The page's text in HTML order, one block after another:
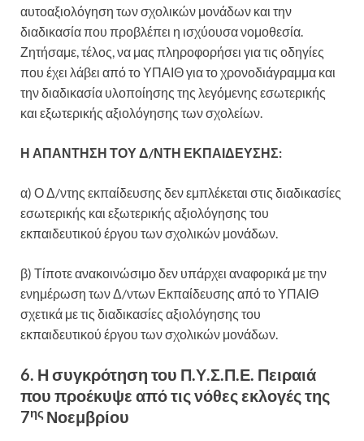
αυτοαξιολόγηση των σχολικών μονάδων και την
διαδικασία που προβλέπει η ισχύουσα νομοθεσία.
Ζητήσαμε, τέλος, να μας πληροφορήσει για τις οδηγίες
που έχει λάβει από το ΥΠΑΙΘ για το χρονοδιάγραμμα και
την διαδικασία υλοποίησης της λεγόμενης εσωτερικής
και εξωτερικής αξιολόγησης των σχολείων.
Η ΑΠΑΝΤΗΣΗ ΤΟΥ Δ/ΝΤΗ ΕΚΠΑΙΔΕΥΣΗΣ:
α) Ο Δ/ντης εκπαίδευσης δεν εμπλέκεται στις διαδικασίες
εσωτερικής και εξωτερικής αξιολόγησης του
εκπαιδευτικού έργου των σχολικών μονάδων.
β) Τίποτε ανακοινώσιμο δεν υπάρχει αναφορικά με την
ενημέρωση των Δ/ντων Εκπαίδευσης από το ΥΠΑΙΘ
σχετικά με τις διαδικασίες αξιολόγησης του
εκπαιδευτικού έργου των σχολικών μονάδων.
6. Η συγκρότηση του Π.Υ.Σ.Π.Ε. Πειραιά
που προέκυψε από τις νόθες εκλογές της
7ης Νοεμβρίου